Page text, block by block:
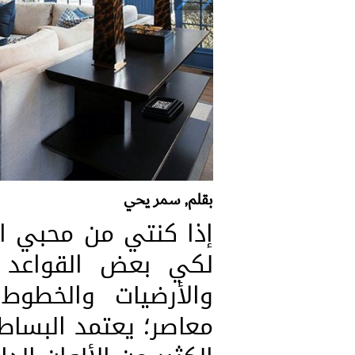
بقلم, سمر يحي
إذا كنتي من محبي
لكي بعض القواعد
والأرضيات
معاصر؛ يعتمد